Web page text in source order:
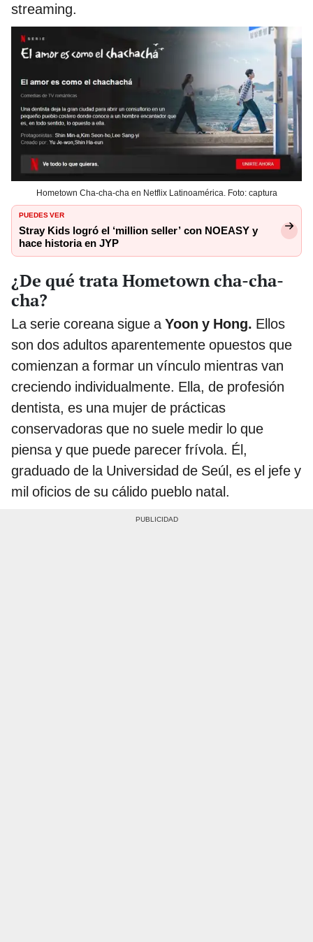
streaming.
Hometown Cha-cha-cha en Netflix Latinoamérica. Foto: captura
PUEDES VER
Stray Kids logró el ‘million seller’ con NOEASY y
hace historia en JYP
¿De qué trata Hometown cha-cha-
cha?
La serie coreana sigue aYoon y Hong. Ellos
son dos adultos aparentemente opuestos que
comienzan a formar un vínculo mientras van
creciendo individualmente. Ella, de profesión
dentista, es una mujer de prácticas
conservadoras que no suele medir lo que
piensa y que puede parecer frívola. Él,
graduado de la Universidad de Seúl, es el jefe y
mil oficios de su cálido pueblo natal.